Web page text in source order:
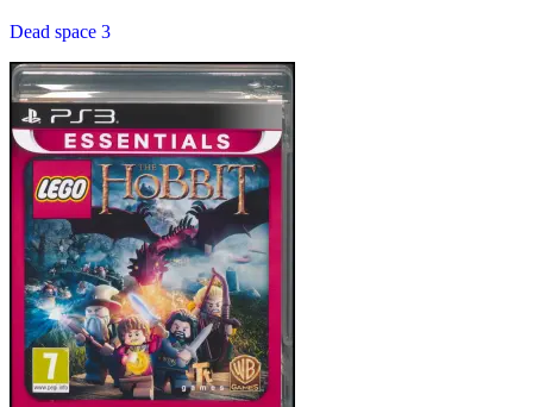
Dead space 3